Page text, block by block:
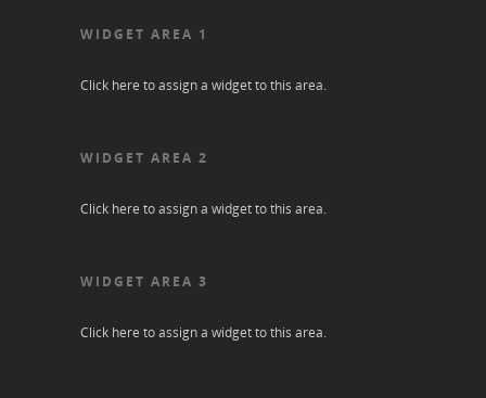
WIDGET AREA 1
Click here to assign a widget to this area.
WIDGET AREA 2
Click here to assign a widget to this area.
WIDGET AREA 3
Click here to assign a widget to this area.